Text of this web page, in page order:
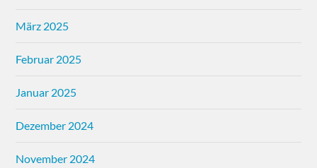
März 2025
Februar 2025
Januar 2025
Dezember 2024
November 2024